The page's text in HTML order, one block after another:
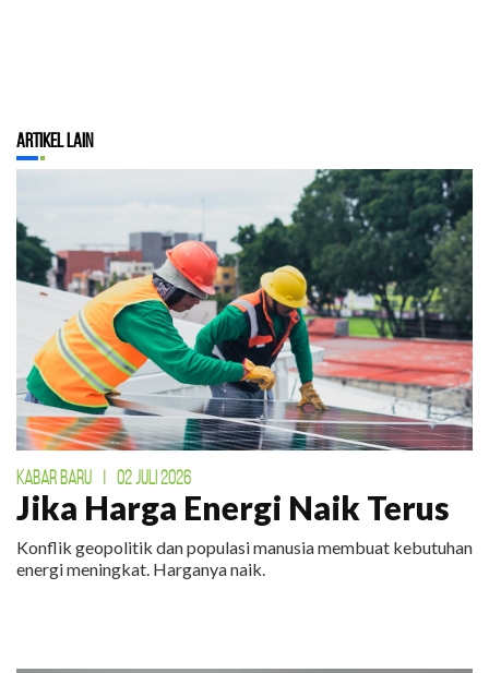
Artikel Lain
KABAR BARU 02 JULI 2026
Jika Harga Energi Naik Terus
Konflik geopolitik dan populasi manusia membuat kebutuhan
energi meningkat. Harganya naik.